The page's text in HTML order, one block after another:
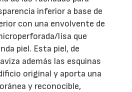
inferior a base de
con una envolvente de
lisa que
piel. Esta piel, de
además las esquinas
original y aporta una
y reconocible,